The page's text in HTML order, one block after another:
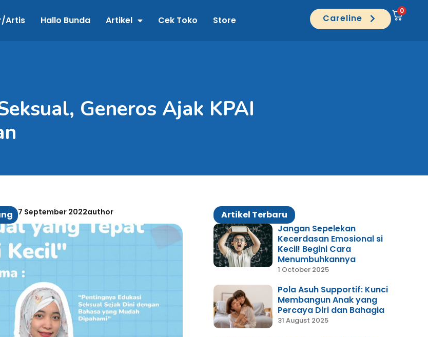
Artis Hallo Bunda Artikel Cek Toko Store Careline
0
Generos Ajak KPAI
7 September 2022author
Artikel Terbaru
Jangan Sepelekan
Kecerdasan Emosional si
Kecil! Begini Cara
Menumbuhkannya
1 October 2025
Pola Asuh Supportif: Kunci
Membangun Anak yang
Percaya Diri dan Bahagia
31 August 2025